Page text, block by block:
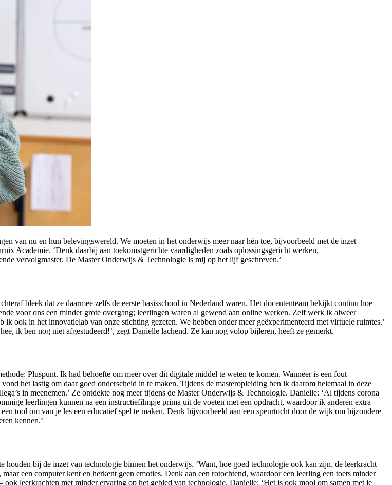
van nu en hun belevingswereld. We moeten in het onderwijs meer naar hén toe, bijvoorbeeld met de inzet
Academie. ‘Denk daarbij aan toekomstgerichte vaardigheden zoals oplossingsgericht werken,
vervolgmaster. De Master Onderwijs & Technologie is mij op het lijf geschreven.’
bleek dat ze daarmee zelfs de eerste basisschool in Nederland waren. Het docententeam bekijkt continu hoe
voor ons een minder grote overgang; leerlingen waren al gewend aan online werken. Zelf werk ik alweer
ook in het innovatielab van onze stichting gezeten. We hebben onder meer geëxperimenteerd met virtuele ruimtes.’
ik ben nog niet afgestudeerd!’, zegt Danielle lachend. Ze kan nog volop bijleren, heeft ze gemerkt.
Pluspunt. Ik had behoefte om meer over dit digitale middel te weten te komen. Wanneer is een fout
het lastig om daar goed onderscheid in te maken. Tijdens de masteropleiding ben ik daarom helemaal in deze
in meenemen.’ Ze ontdekte nog meer tijdens de Master Onderwijs & Technologie. Danielle: ‘Al tijdens corona
leerlingen kunnen na een instructiefilmpje prima uit de voeten met een opdracht, waardoor ik anderen extra
tool om van je les een educatief spel te maken. Denk bijvoorbeeld aan een speurtocht door de wijk om bijzondere
kennen.’
bij de inzet van technologie binnen het onderwijs. ‘Want, hoe goed technologie ook kan zijn, de leerkracht
een computer kent en herkent geen emoties. Denk aan een rotochtend, waardoor een leerling een toets minder
leerkrachten met minder ervaring op het gebied van technologie. Danielle: ‘Het is ook mooi om samen met je